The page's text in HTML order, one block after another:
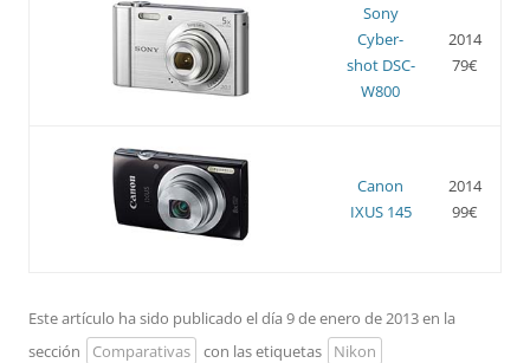
Sony
Cyber-
shot DSC-
W800
2014
79€
Canon
IXUS 145
2014
99€
Este artículo ha sido publicado el día 9 de enero de 2013 en la
sección
Comparativas con las etiquetas
Nikon